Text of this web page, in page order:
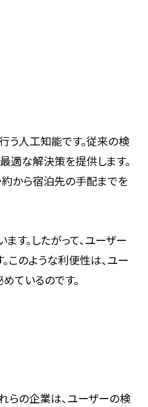
う人工知能です。従来の検
適な解決策を提供します。
から宿泊先の手配までを
す。したがって、ユーザー
このような利便性は、ユー
ているのです。
らの企業は、ユーザーの検